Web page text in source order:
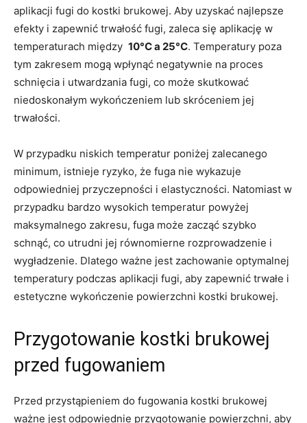
aplikacji fugi ​do⁤ kostki brukowej.‍ Aby uzyskać ⁣najlepsze
efekty ‍i ​zapewnić trwałość fugi, zaleca się aplikację w
temperaturach między ‍ 10°C ​a 25°C. ⁢Temperatury‌ poza
tym⁢ zakresem mogą wpłynąć negatywnie na proces
schnięcia⁣ i utwardzania​ fugi, co może skutkować
niedoskonałym wykończeniem​ lub​ skróceniem jej
trwałości.
W przypadku ⁤niskich⁤ temperatur poniżej zalecanego
minimum, istnieje⁢ ryzyko, że fuga nie wykazuje
odpowiedniej przyczepności i elastyczności. Natomiast​ w
⁤przypadku ⁤bardzo ⁢wysokich⁤ temperatur powyżej
maksymalnego zakresu, fuga może zacząć szybko
schnąć, co‍ utrudni jej równomierne ⁤rozprowadzenie i
wygładzenie. Dlatego ważne jest zachowanie optymalnej⁤
temperatury podczas aplikacji fugi, aby⁣ zapewnić trwałe i‌
estetyczne⁣ wykończenie powierzchni kostki brukowej.
Przygotowanie kostki ⁢brukowej
przed fugowaniem
Przed przystąpieniem do fugowania kostki brukowej
ważne jest⁣ odpowiednie przygotowanie powierzchni, aby⁢